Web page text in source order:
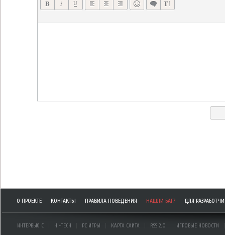
О ПРОЕКТЕ КОНТАКТЫ ПРАВИЛА ПОВЕДЕНИЯ НАШЛИ БАГ? ДЛЯ
ИНТЕРВЬЮ С HI-TECH PC ИГРЫ КАРТА САЙТА RSS 2.0 ИГРОВЫЕ НОВОСТИ